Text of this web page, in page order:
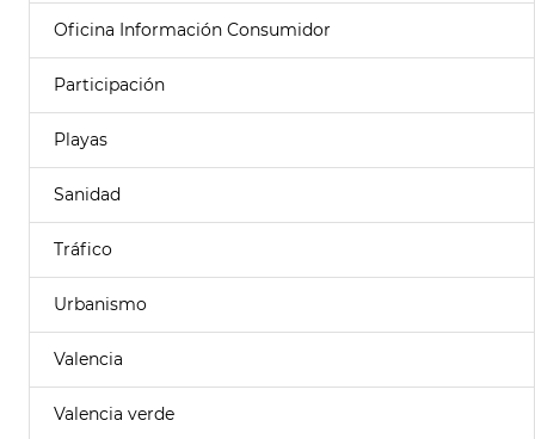
Oficina Información Consumidor
Participación
Playas
Sanidad
Tráfico
Urbanismo
Valencia
Valencia verde